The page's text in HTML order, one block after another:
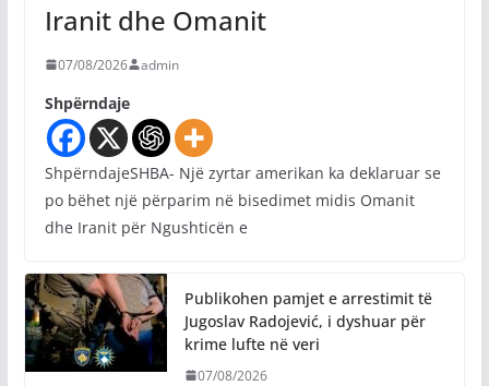
Iranit dhe Omanit
07/08/2026 admin
Shpërndaje
ShpërndajeSHBA- Një zyrtar amerikan ka deklaruar se
po bëhet një përparim në bisedimet midis Omanit
dhe Iranit për Ngushticën e
Publikohen pamjet e arrestimit të
Jugoslav Radojević, i dyshuar për
krime lufte në veri
07/08/2026